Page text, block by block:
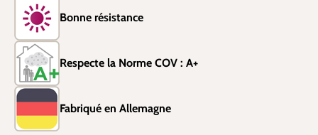
Bonne résistance
Respecte la Norme COV : A+
Fabriqué en Allemagne